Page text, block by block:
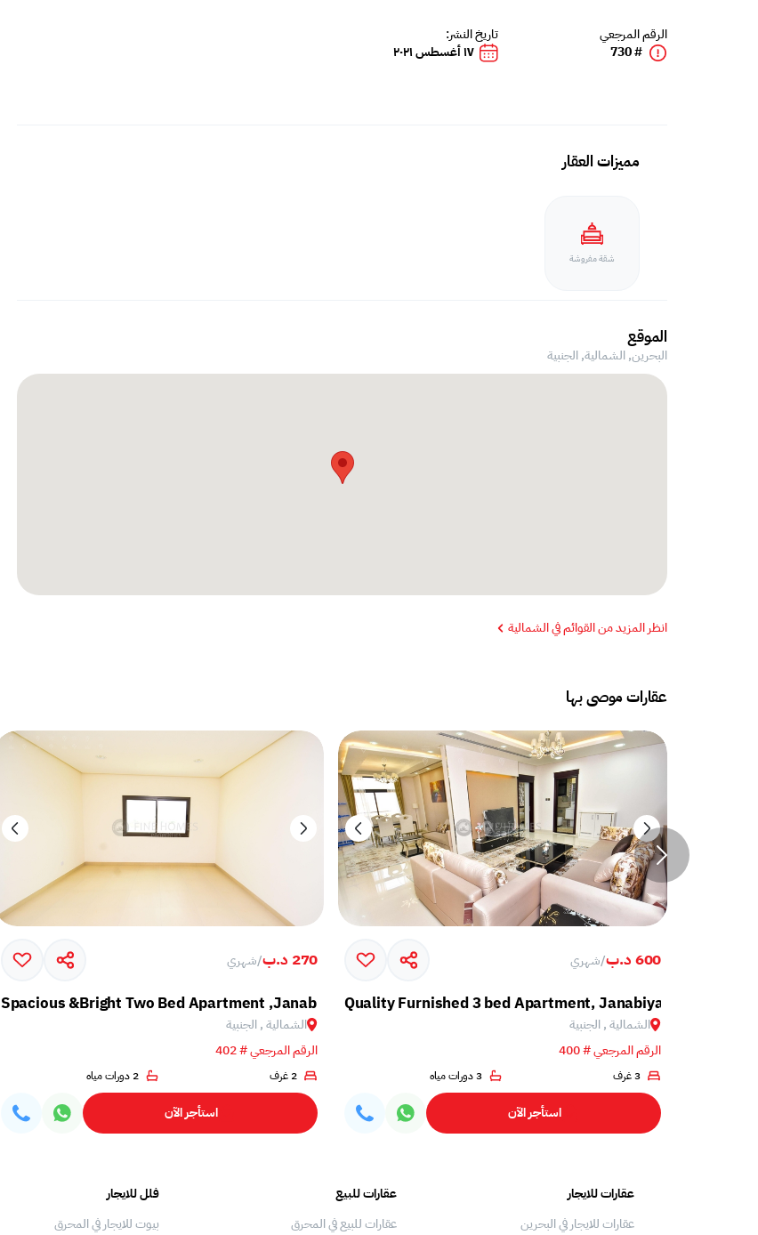
الرقم المرجعي
# 730
تاريخ النشر:
١٧ أغسطس ٢٠٢١
مميزات العقار
شقة مفروشة
الموقع
البحرين, الشمالية,الجنبية
انظر المزيد من القوائم في الشمالية
عقارات موصى بها
600 د.ب /شهري
Quality Furnished 3 bed Apartment, Janabiya
الشمالية , الجنبية
الرقم المرجعي # 400
3 غرف 3 دورات مياه
استأجر الآن
270 د.ب /شهري
Spacious &Bright Two Bed Apartment ,Janabiya
الشمالية , الجنبية
الرقم المرجعي # 402
2 غرف 2 دورات مياه
استأجر الآن
عقارات للايجار
عقارات للايجار في البحرين
عقارات للبيع
عقارات للبيع في المحرق
فلل للايجار
بيوت للايجار في المحرق